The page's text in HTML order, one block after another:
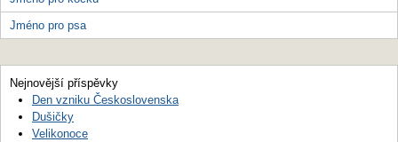
Jméno pro psa
Nejnovější příspěvky
Den vzniku Československa
Dušičky
Velikonoce